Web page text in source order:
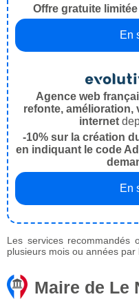
Offre gratuite
En
Agence web
refonte, amélioration,
internet
-10% sur la création
en indiquant le code
En
Les services recommandés
plusieurs mois ou années par
Maire de Le